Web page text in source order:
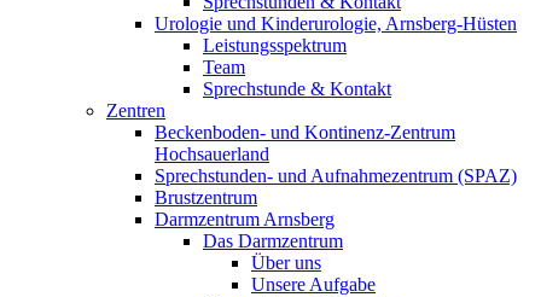
Urologie und Kinderurologie, Arnsberg-Hüsten
Leistungsspektrum
Team
Sprechstunde & Kontakt
Zentren
Beckenboden- und Kontinenz-Zentrum
Hochsauerland
Sprechstunden- und Aufnahmezentrum (SPAZ)
Brustzentrum
Darmzentrum Arnsberg
Das Darmzentrum
Über uns
Unsere Aufgabe